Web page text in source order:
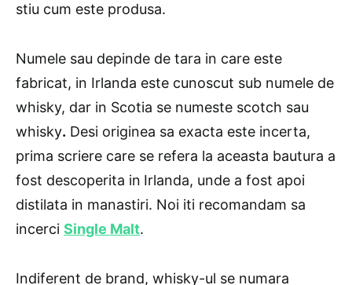
stiu cum este produsa.
Numele sau depinde de tara in care este
fabricat, in Irlanda este cunoscut sub numele de
whisky, dar in Scotia se numeste scotch sau
whisky. Desi originea sa exacta este incerta,
prima scriere care se refera la aceasta bautura a
fost descoperita in Irlanda, unde a fost apoi
distilata in manastiri. Noi iti recomandam sa
incerci Single Malt.
Indiferent de brand, whisky-ul se numara